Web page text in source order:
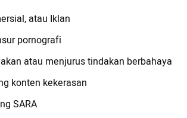
atau Iklan
pornografi
atau menjurus tindakan berbahaya
konten kekerasan
SARA